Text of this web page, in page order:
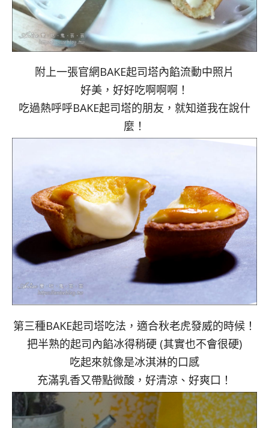
附上一張官網BAKE起司塔內餡流動中照片
好美，好好吃啊啊啊！
吃過熱呼呼BAKE起司塔的朋友，就知道我在說什
麼！
第三種BAKE起司塔吃法，適合秋老虎發威的時候！
把半熟的起司內餡冰得稍硬 (其實也不會很硬)
吃起來就像是冰淇淋的口感
充滿乳香又帶點微酸，好清涼、好爽口！